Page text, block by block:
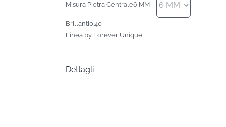
Misura Pietra Centrale6 MM
Brillanti0.40
Linea by Forever Unique
Dettagli